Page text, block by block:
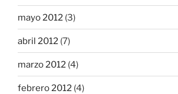
mayo 2012 (3)
abril 2012 (7)
marzo 2012 (4)
febrero 2012 (4)